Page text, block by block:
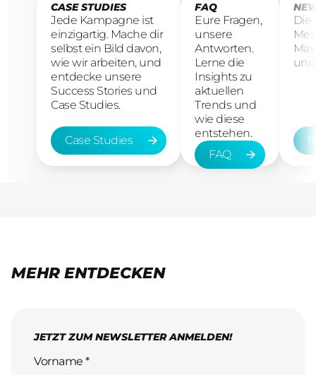
CASE STUDIES
Jede Kampagne ist
einzigartig. Mache dir
selbst ein Bild davon,
wie wir arbeiten, und
entdecke unsere
Success Stories und
Case Studies.
Case Studies
Case Studies
FAQ
Eure Fragen,
unsere
Antworten.
Lerne die
Insights zu
aktuellen
Trends und
wie diese
entstehen.
FAQ
FAQ
Die
MEHR ENTDECKEN
JETZT ZUM NEWSLETTER ANMELDEN!
Vorname *